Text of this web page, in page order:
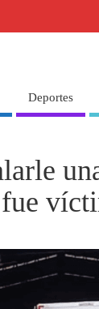
Deportes